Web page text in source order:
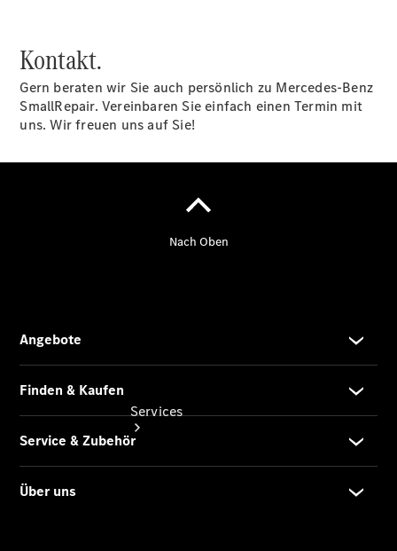
Tourer -
elektrisch
Auf- und
Services
Kontakt.
Gern beraten wir Sie auch persönlich zu Mercedes-Benz
SmallRepair. Vereinbaren Sie einfach einen Termin mit
uns. Wir freuen uns auf Sie!